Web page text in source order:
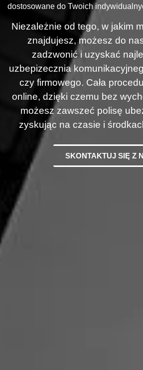
dostosowane do Twoich
Niezależnie od tego, w jakim
znajdujesz, możesz do
zadzwonić i uzyskać
uzbepizecznia
czy firmowego. Cała
online, dzięki czemu bez
możesz zawszeć polisę
zyskując na czasie i
SKONTAKTUJ SIĘ Z